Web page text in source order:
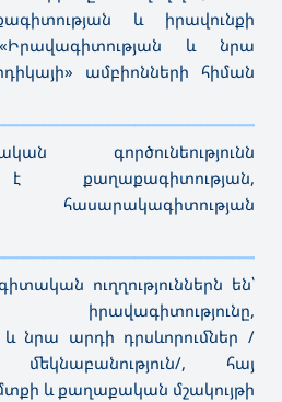
և իրավունքի
և նրա
ամբիոնների հիման
գործունեությունն
քաղաքագիտության,
հասարակագիտության
ուղղություններն են՝
իրավագիտությունը,
և նրա արդի դրսևորումներ /
, հայ
և քաղաքական մշակույթի